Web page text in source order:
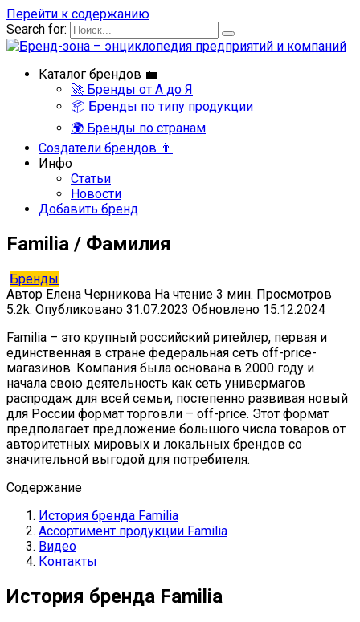
Перейти к содержанию
Search for:
Каталог брендов 💼
🚀 Бренды от А до Я
📦 Бренды по типу продукции
🌍 Бренды по странам
Создатели брендов 👨
Инфо
Статьи
Новости
Добавить бренд
Familia / Фамилия
Бренды
Автор Елена Черникова На чтение 3 мин. Просмотров
5.2k. Опубликовано 31.07.2023 Обновлено 15.12.2024
Familia – это крупный российский ритейлер, первая и
единственная в стране федеральная сеть off-price-
магазинов. Компания была основана в 2000 году и
начала свою деятельность как сеть универмагов
распродаж для всей семьи, постепенно развивая новый
для России формат торговли – off-price. Этот формат
предполагает предложение большого числа товаров от
авторитетных мировых и локальных брендов со
значительной выгодой для потребителя.
Содержание
История бренда Familia
Ассортимент продукции Familia
Видео
Контакты
История бренда Familia